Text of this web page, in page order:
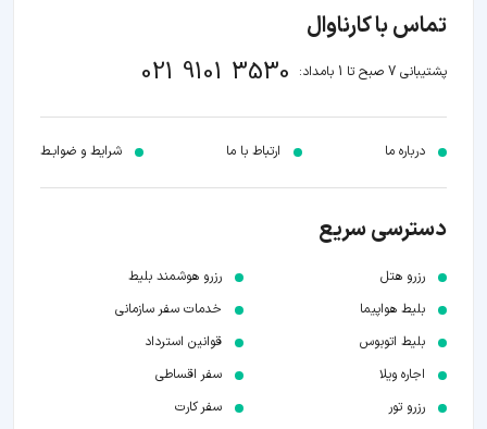
تماس با کارناوال
پشتیبانی 7 صبح تا 1 بامداد: 021 9101 3530
درباره ما ارتباط با ما شرایط و ضوابـط
دسترسی سریع
رزرو هتل
بلیط هواپیما
بلیط اتوبوس
اجاره ویلا
رزرو تور
رزرو هوشمند بلیط
خدمات سفر سازمانی
قوانین استرداد
سفر اقساطی
سفر کارت